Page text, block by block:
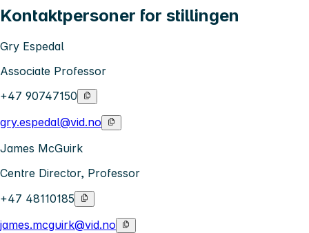
Kontaktpersoner for stillingen
Gry Espedal
Associate Professor
+47 90747150
gry.espedal@vid.no
James McGuirk
Centre Director, Professor
+47 48110185
james.mcguirk@vid.no